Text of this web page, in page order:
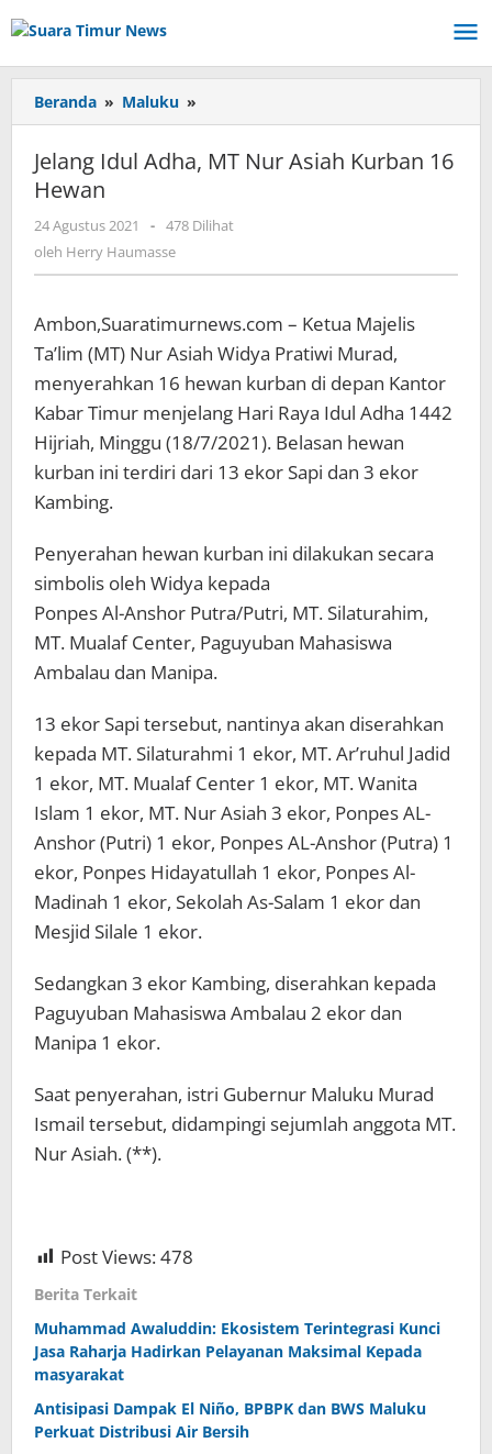
ke
Beranda » Maluku »
Idul
MT
Asiah
Jelang Idul Adha, MT Nur Asiah Kurban 16
Hewan
24 Agustus 2021
oleh
Herry
- 478 Dilihat
oleh Herry Haumasse
Ambon,Suaratimurnews.com – Ketua Majelis
Ta’lim (MT) Nur Asiah Widya Pratiwi Murad,
menyerahkan 16 hewan kurban di depan Kantor
Kabar Timur menjelang Hari Raya Idul Adha 1442
Hijriah, Minggu (18/7/2021). Belasan hewan
kurban ini terdiri dari 13 ekor Sapi dan 3 ekor
Kambing.
Penyerahan hewan kurban ini dilakukan secara
simbolis oleh Widya kepada
Ponpes Al-Anshor Putra/Putri, MT. Silaturahim,
MT. Mualaf Center, Paguyuban Mahasiswa
Ambalau dan Manipa.
13 ekor Sapi tersebut, nantinya akan diserahkan
kepada MT. Silaturahmi 1 ekor, MT. Ar’ruhul Jadid
1 ekor, MT. Mualaf Center 1 ekor, MT. Wanita
Islam 1 ekor, MT. Nur Asiah 3 ekor, Ponpes AL-
Anshor (Putri) 1 ekor, Ponpes AL-Anshor (Putra) 1
ekor, Ponpes Hidayatullah 1 ekor, Ponpes Al-
Madinah 1 ekor, Sekolah As-Salam 1 ekor dan
Mesjid Silale 1 ekor.
Sedangkan 3 ekor Kambing, diserahkan kepada
Paguyuban Mahasiswa Ambalau 2 ekor dan
Manipa 1 ekor.
Saat penyerahan, istri Gubernur Maluku Murad
Ismail tersebut, didampingi sejumlah anggota MT.
Nur Asiah. (**).
Post Views:478
Berita Terkait
Muhammad Awaluddin: Ekosistem Terintegrasi Kunci
Jasa Raharja Hadirkan Pelayanan Maksimal Kepada
masyarakat
Antisipasi Dampak El Niño, BPBPK dan BWS Maluku
Perkuat Distribusi Air Bersih